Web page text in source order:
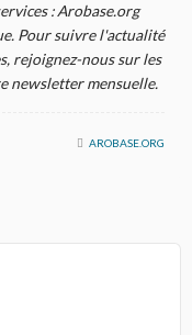
: Arobase.org
Pour suivre l'actualité
rejoignez-nous sur les
newsletter mensuelle.
AROBASE.ORG